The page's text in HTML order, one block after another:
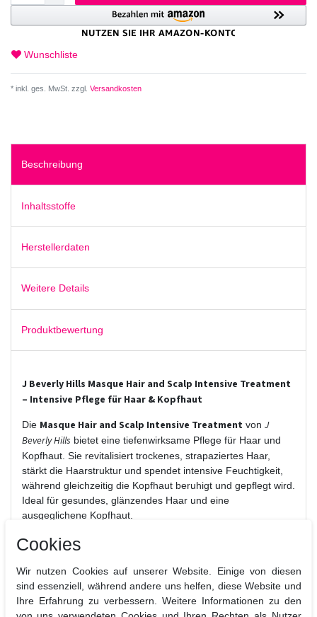
Wunschliste
* inkl. ges. MwSt. zzgl. Versandkosten
Beschreibung
Inhaltsstoffe
Herstellerdaten
Weitere Details
Produktbewertung
J Beverly Hills Masque Hair and Scalp Intensive Treatment
– Intensive Pflege für Haar & Kopfhaut
Die Masque Hair and Scalp Intensive Treatment von J
Beverly Hills bietet eine tiefenwirksame Pflege für Haar und
Kopfhaut. Sie revitalisiert trockenes, strapaziertes Haar,
stärkt die Haarstruktur und spendet intensive Feuchtigkeit,
während gleichzeitig die Kopfhaut beruhigt und gepflegt wird.
Ideal für gesundes, glänzendes Haar und eine
ausgeglichene Kopfhaut.
Vorteile auf einen Blick:
Intensive Feuchtigkeit & Pflege für Haar und Kopfhaut
Stärkt die Haarstruktur und reduziert Haarbruch
Beruhigt und pflegt die Kopfhaut
Verbessert Geschmeidigkeit, Glanz und Kämmbarkeit
Cookies
Wir nutzen Cookies auf unserer Website. Einige von diesen
sind essenziell, während andere uns helfen, diese Website und
Ihre Erfahrung zu verbessern. Weitere Informationen zu den